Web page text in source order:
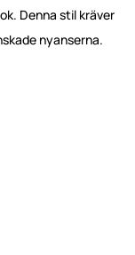
Denna stil kräver
nyanserna.